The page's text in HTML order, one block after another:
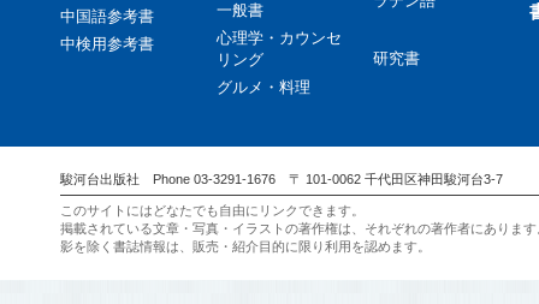
中国語参考書
中検用参考書
一般書
心理学・カウンセ
リング
グルメ・料理
研究書
駿河台出版社 Phone 03-3291-1676 〒 101-0062 千代田区神田駿河台3-7
このサイトにはどなたでも自由にリンクできます。
掲載されている文章・写真・イラストの著作権は、それぞれの著作者にありま
影を除く書誌情報は、販売・紹介目的に限り利用を認めます。